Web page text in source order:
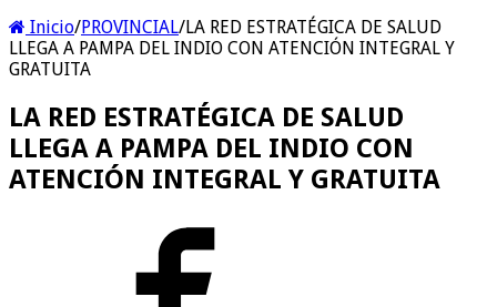
Inicio/PROVINCIAL/LA RED ESTRATÉGICA DE SALUD
LLEGA A PAMPA DEL INDIO CON ATENCIÓN INTEGRAL Y
GRATUITA
LA RED ESTRATÉGICA DE SALUD
LLEGA A PAMPA DEL INDIO CON
ATENCIÓN INTEGRAL Y GRATUITA